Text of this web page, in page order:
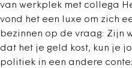
van werkplek met collega
vond het een luxe om zich
bezinnen op de vraag: Zijn
dat het je geld kost, kun je
politiek in een andere